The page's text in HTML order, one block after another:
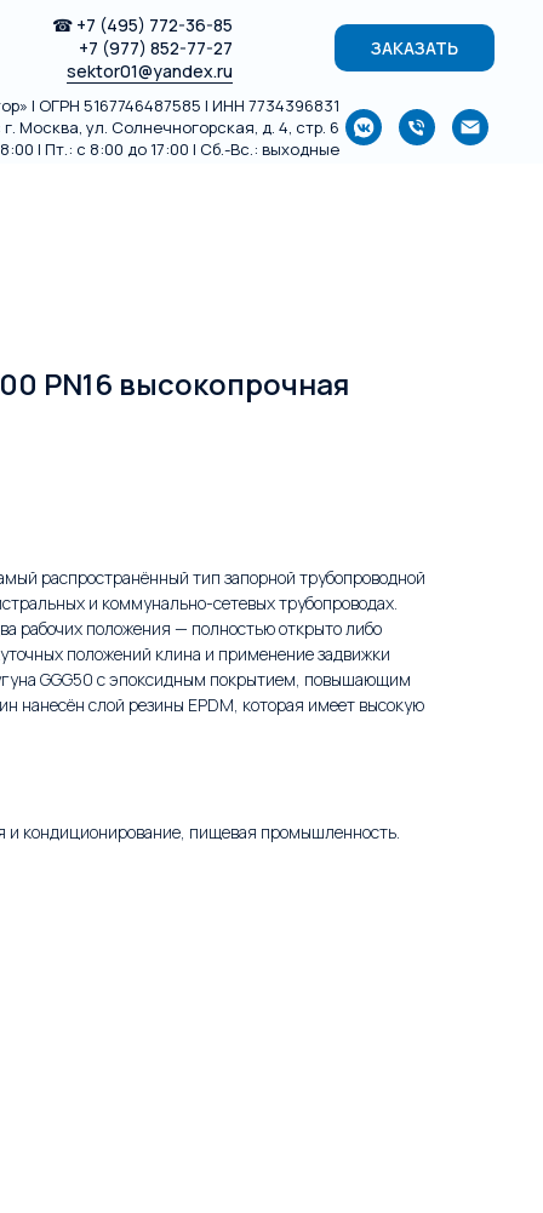
☎ +7 (495) 772-36-85
+7 (977) 852-77-27
sektor01@yandex.ru
ЗАКАЗАТЬ
| ОГРН 5167746487585 | ИНН 7734396831
Москва, ул. Солнечногорская, д. 4, стр. 6
| Пт.: с 8:00 до 17:00 | Сб.-Вс.: выходные
PN16 высокопрочная
распространённый тип запорной трубопроводной
и коммунально-сетевых трубопроводах.
рабочих положения — полностью открыто либо
положений клина и применение задвижки
GGG50 с эпоксидным покрытием, повышающим
нанесён слой резины EPDM, которая имеет высокую
и кондиционирование, пищевая промышленность.